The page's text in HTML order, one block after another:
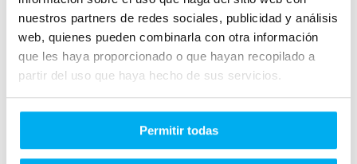
nuestros partners de redes sociales, publicidad y análisis
web, quienes pueden combinarla con otra información
que les haya proporcionado o que hayan recopilado a
partir del uso que haya hecho de sus servicios.
Permitir todas
VO